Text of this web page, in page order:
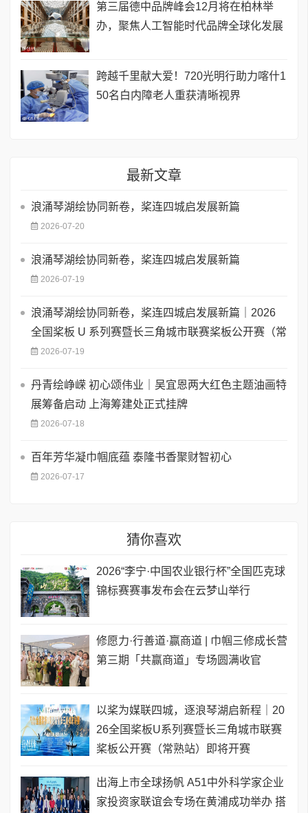
第三届德中品牌峰会12月将在柏林举
办，聚焦人工智能时代品牌全球化发展
跨越千里献大爱！720光明行助力喀什1
50名白内障老人重获清晰视界
最新文章
浪涌琴湖绘协同新卷，桨连四城启发展新篇
2026-07-20
浪涌琴湖绘协同新卷，桨连四城启发展新篇
2026-07-19
浪涌琴湖绘协同新卷，桨连四城启发展新篇｜2026
全国桨板 U 系列赛暨长三角城市联赛桨板公开赛（常
2026-07-19
丹青绘峥嵘 初心颂伟业｜吴宜恩两大红色主题油画特
展筹备启动 上海筹建处正式挂牌
2026-07-18
百年芳华凝巾帼底蕴 泰隆书香聚财智初心
2026-07-17
猜你喜欢
2026“李宁·中国农业银行杯”全国匹克球
锦标赛赛事发布会在云梦山举行
修愿力·行善道·赢商道 | 巾帼三修成长营
第三期「共赢商道」专场圆满收官
以桨为媒联四城，逐浪琴湖启新程｜20
26全国桨板U系列赛暨长三角城市联赛
桨板公开赛（常熟站）即将开赛
出海上市全球扬帆 A51中外科学家企业
家投资家联谊会专场在黄浦成功举办 搭